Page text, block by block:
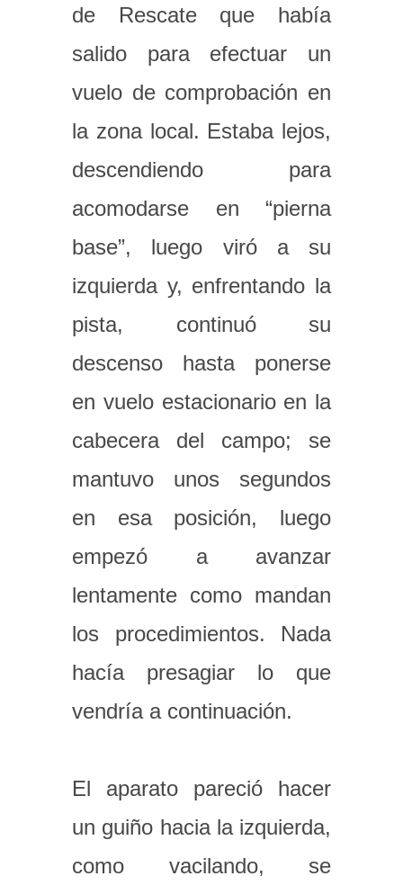
de Rescate que había
salido para efectuar un
vuelo de comprobación en
la zona local. Estaba lejos,
descendiendo para
acomodarse en “pierna
base”, luego viró a su
izquierda y, enfrentando la
pista, continuó su
descenso hasta ponerse
en vuelo estacionario en la
cabecera del campo; se
mantuvo unos segundos
en esa posición, luego
empezó a avanzar
lentamente como mandan
los procedimientos. Nada
hacía presagiar lo que
vendría a continuación.
El aparato pareció hacer
un guiño hacia la izquierda,
como vacilando, se